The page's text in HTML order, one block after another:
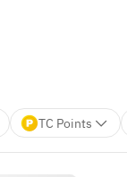
TC Points